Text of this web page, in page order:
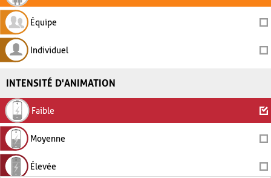
Équipe
Individuel
INTENSITÉ D'ANIMATION
Faible
Moyenne
Élevée